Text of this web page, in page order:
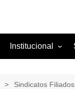
Institucional
Estrutura
Sindicatos Filiados